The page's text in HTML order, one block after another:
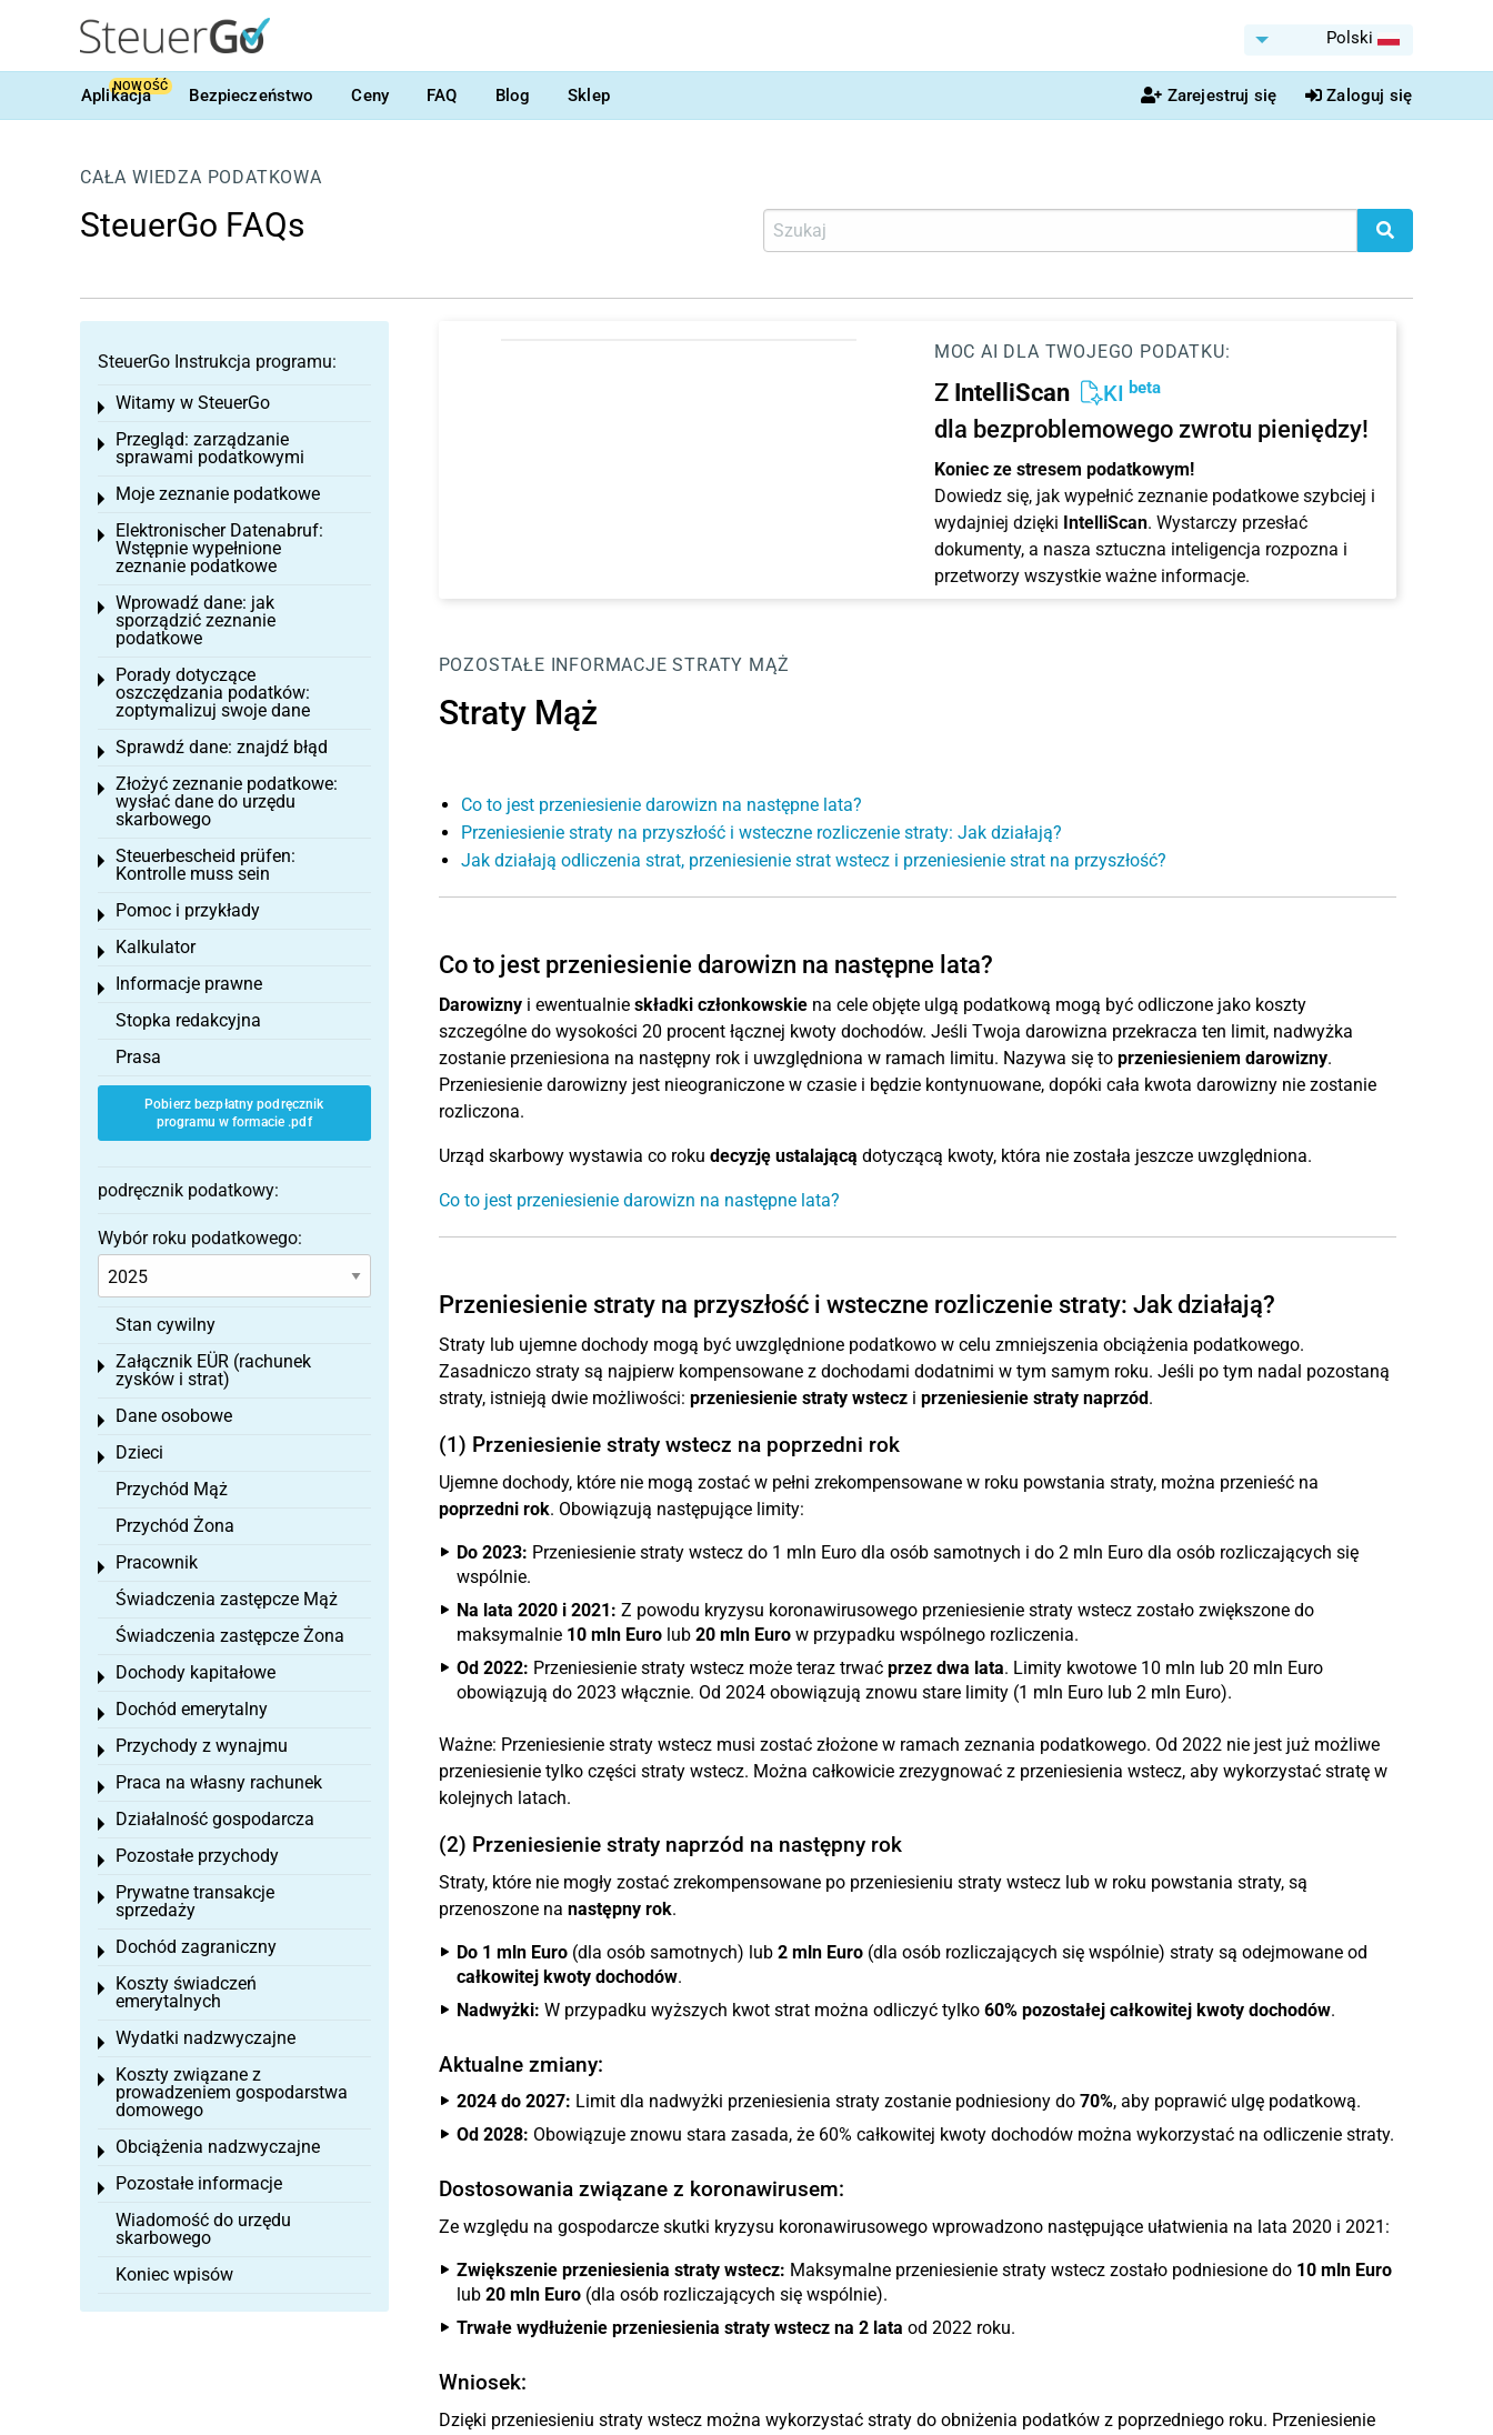
Polski
Aplikacja
NOWOŚĆ Bezpieczeństwo Ceny FAQ Blog Sklep Zarejestruj się Zaloguj się
CAŁA WIEDZA PODATKOWA
SteuerGo FAQs
MOC AI DLA TWOJEGO PODATKU:
Z IntelliScan KI beta
dla bezproblemowego zwrotu pieniędzy!
Koniec ze stresem podatkowym!
Dowiedz się, jak wypełnić zeznanie podatkowe szybciej i
wydajniej dzięki IntelliScan. Wystarczy przesłać
dokumenty, a nasza sztuczna inteligencja rozpozna i
przetworzy wszystkie ważne informacje.
POZOSTAŁE INFORMACJE STRATY MĄŻ
Straty Mąż
Co to jest przeniesienie darowizn na następne lata?
Przeniesienie straty na przyszłość i wsteczne rozliczenie straty: Jak działają?
Jak działają odliczenia strat, przeniesienie strat wstecz i przeniesienie strat na przyszłość?
Co to jest przeniesienie darowizn na następne lata?
Darowiznyi ewentualnie składki członkowskiena cele objęte ulgą podatkową mogą być odliczone jako koszty
szczególne do wysokości 20 procent łącznej kwoty dochodów. Jeśli Twoja darowizna przekracza ten limit, nadwyżka
zostanie przeniesiona na następny rok i uwzględniona w ramach limitu. Nazywa się to przeniesieniem darowizny.
Przeniesienie darowizny jest nieograniczone w czasie i będzie kontynuowane, dopóki cała kwota darowizny nie zostanie
rozliczona.
Urząd skarbowy wystawia co roku decyzję ustalającą dotyczącą kwoty, która nie została jeszcze uwzględniona.
Co to jest przeniesienie darowizn na następne lata?
Przeniesienie straty na przyszłość i wsteczne rozliczenie straty: Jak działają?
Straty lub ujemne dochody mogą być uwzględnione podatkowo w celu zmniejszenia obciążenia podatkowego.
Zasadniczo straty są najpierw kompensowane z dochodami dodatnimi w tym samym roku. Jeśli po tym nadal pozostaną
straty, istnieją dwie możliwości: przeniesienie straty wsteczi przeniesienie straty naprzód.
(1) Przeniesienie straty wstecz na poprzedni rok
Ujemne dochody, które nie mogą zostać w pełni zrekompensowane w roku powstania straty, można przenieść na
poprzedni rok. Obowiązują następujące limity:
Do 2023: Przeniesienie straty wstecz do 1 mln Euro dla osób samotnych i do 2 mln Euro dla osób rozliczających się
wspólnie.
Na lata 2020 i 2021: Z powodu kryzysu koronawirusowego przeniesienie straty wstecz zostało zwiększone do
maksymalnie 10 mln Eurolub 20 mln Eurow przypadku wspólnego rozliczenia.
Od 2022: Przeniesienie straty wstecz może teraz trwać przez dwa lata. Limity kwotowe 10 mln lub 20 mln Euro
obowiązują do 2023 włącznie. Od 2024 obowiązują znowu stare limity (1 mln Euro lub 2 mln Euro).
Ważne: Przeniesienie straty wstecz musi zostać złożone w ramach zeznania podatkowego. Od 2022 nie jest już możliwe
przeniesienie tylko części straty wstecz. Można całkowicie zrezygnować z przeniesienia wstecz, aby wykorzystać stratę w
kolejnych latach.
(2) Przeniesienie straty naprzód na następny rok
Straty, które nie mogły zostać zrekompensowane po przeniesieniu straty wstecz lub w roku powstania straty, są
przenoszone na następny rok.
Do 1 mln Euro(dla osób samotnych) lub 2 mln Euro(dla osób rozliczających się wspólnie) straty są odejmowane od
całkowitej kwoty dochodów.
Nadwyżki: W przypadku wyższych kwot strat można odliczyć tylko 60% pozostałej całkowitej kwoty dochodów.
Aktualne zmiany:
2024 do 2027: Limit dla nadwyżki przeniesienia straty zostanie podniesiony do 70%, aby poprawić ulgę podatkową.
Od 2028: Obowiązuje znowu stara zasada, że 60% całkowitej kwoty dochodów można wykorzystać na odliczenie straty.
Dostosowania związane z koronawirusem:
Ze względu na gospodarcze skutki kryzysu koronawirusowego wprowadzono następujące ułatwienia na lata 2020 i 2021:
Zwiększenie przeniesienia straty wstecz: Maksymalne przeniesienie straty wstecz zostało podniesione do 10 mln Euro
lub 20 mln Euro(dla osób rozliczających się wspólnie).
Trwałe wydłużenie przeniesienia straty wstecz na 2 lata od 2022 roku.
Wniosek:
Dzięki przeniesieniu straty wstecz można wykorzystać straty do obniżenia podatków z poprzedniego roku. Przeniesienie
SteuerGo Instrukcja programu:
Witamy w SteuerGo
Toggle menu
Przegląd: zarządzanie
sprawami podatkowymi
Toggle menu
Moje zeznanie podatkowe
Toggle menu
Elektronischer Datenabruf:
Wstępnie wypełnione
zeznanie podatkowe
Toggle menu
Wprowadź dane: jak
sporządzić zeznanie
podatkowe
Toggle menu
Porady dotyczące
oszczędzania podatków:
zoptymalizuj swoje dane
Toggle menu
Sprawdź dane: znajdź błąd
Toggle menu
Złożyć zeznanie podatkowe:
wysłać dane do urzędu
skarbowego
Toggle menu
Steuerbescheid prüfen:
Kontrolle muss sein
Toggle menu
Pomoc i przykłady
Toggle menu
Kalkulator
Toggle menu
Informacje prawne
Toggle menu
Stopka redakcyjna
Prasa
Pobierz bezpłatny podręcznik
programu w formacie .pdf
podręcznik podatkowy:
Wybór roku podatkowego:
Stan cywilny
Załącznik EÜR (rachunek
zysków i strat)
Toggle menu
Dane osobowe
Toggle menu
Dzieci
Toggle menu
Przychód Mąż
Przychód Żona
Pracownik
Toggle menu
Świadczenia zastępcze Mąż
Świadczenia zastępcze Żona
Dochody kapitałowe
Toggle menu
Dochód emerytalny
Toggle menu
Przychody z wynajmu
Toggle menu
Praca na własny rachunek
Toggle menu
Działalność gospodarcza
Toggle menu
Pozostałe przychody
Toggle menu
Prywatne transakcje
sprzedaży
Toggle menu
Dochód zagraniczny
Toggle menu
Koszty świadczeń
emerytalnych
Toggle menu
Wydatki nadzwyczajne
Toggle menu
Koszty związane z
prowadzeniem gospodarstwa
domowego
Toggle menu
Obciążenia nadzwyczajne
Toggle menu
Pozostałe informacje
Toggle menu
Wiadomość do urzędu
skarbowego
Koniec wpisów